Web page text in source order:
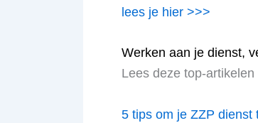
lees je hier >>>
Werken aan je dienst,
Lees deze top-
5 tips om je ZZP dienst